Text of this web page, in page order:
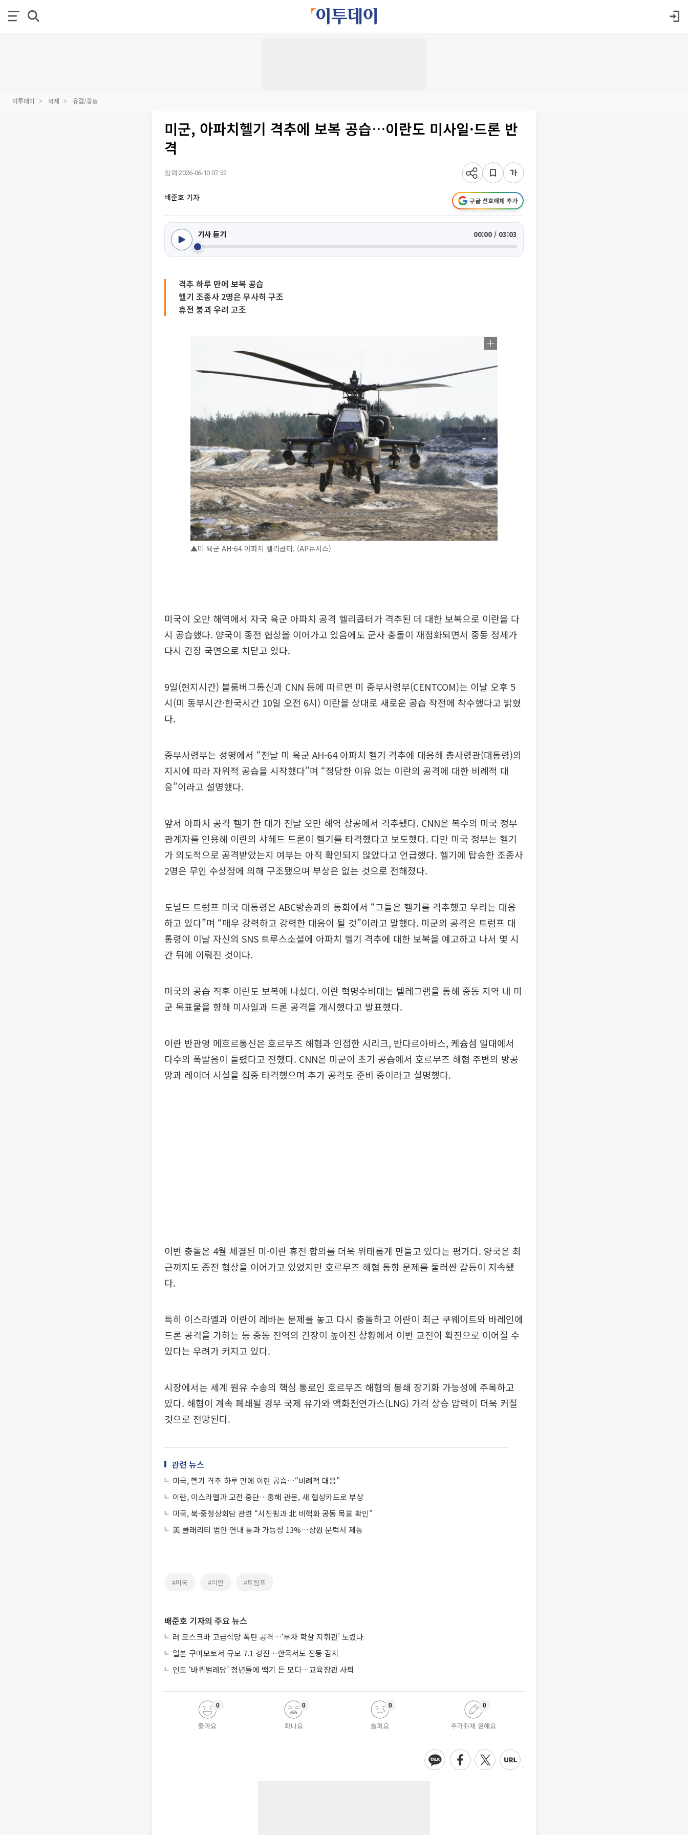
이투데이 국제 유럽/중동
미군, 아파치헬기 격추에 보복 공습…이란도 미사일·드론 반
격
입력 2026-06-10 07:52
배준호 기자 구글 선호매체 추가
기사 듣기 00:00 / 03:03
격추 하루 만에 보복 공습
헬기 조종사 2명은 무사히 구조
휴전 붕괴 우려 고조
▲미 육군 AH-64 아파치 헬리콥터. (AP뉴시스)
미국이 오만 해역에서 자국 육군 아파치 공격 헬리콥터가 격추된 데 대한 보복으로 이란을 다
시 공습했다. 양국이 종전 협상을 이어가고 있음에도 군사 충돌이 재점화되면서 중동 정세가
다시 긴장 국면으로 치닫고 있다.
9일(현지시간) 블룸버그통신과 CNN 등에 따르면 미 중부사령부(CENTCOM)는 이날 오후 5
시(미 동부시간·한국시간 10일 오전 6시) 이란을 상대로 새로운 공습 작전에 착수했다고 밝혔
다.
중부사령부는 성명에서 “전날 미 육군 AH-64 아파치 헬기 격추에 대응해 총사령관(대통령)의
지시에 따라 자위적 공습을 시작했다”며 “정당한 이유 없는 이란의 공격에 대한 비례적 대
응”이라고 설명했다.
앞서 아파치 공격 헬기 한 대가 전날 오만 해역 상공에서 격추됐다. CNN은 복수의 미국 정부
관계자를 인용해 이란의 샤헤드 드론이 헬기를 타격했다고 보도했다. 다만 미국 정부는 헬기
가 의도적으로 공격받았는지 여부는 아직 확인되지 않았다고 언급했다. 헬기에 탑승한 조종사
2명은 무인 수상정에 의해 구조됐으며 부상은 없는 것으로 전해졌다.
도널드 트럼프 미국 대통령은 ABC방송과의 통화에서 “그들은 헬기를 격추했고 우리는 대응
하고 있다”며 “매우 강력하고 강력한 대응이 될 것”이라고 말했다. 미군의 공격은 트럼프 대
통령이 이날 자신의 SNS 트루스소셜에 아파치 헬기 격추에 대한 보복을 예고하고 나서 몇 시
간 뒤에 이뤄진 것이다.
미국의 공습 직후 이란도 보복에 나섰다. 이란 혁명수비대는 텔레그램을 통해 중동 지역 내 미
군 목표물을 향해 미사일과 드론 공격을 개시했다고 발표했다.
이란 반관영 메흐르통신은 호르무즈 해협과 인접한 시리크, 반다르아바스, 케슘섬 일대에서
다수의 폭발음이 들렸다고 전했다. CNN은 미군이 초기 공습에서 호르무즈 해협 주변의 방공
망과 레이더 시설을 집중 타격했으며 추가 공격도 준비 중이라고 설명했다.
이번 충돌은 4월 체결된 미·이란 휴전 합의를 더욱 위태롭게 만들고 있다는 평가다. 양국은 최
근까지도 종전 협상을 이어가고 있었지만 호르무즈 해협 통항 문제를 둘러싼 갈등이 지속됐
다.
특히 이스라엘과 이란이 레바논 문제를 놓고 다시 충돌하고 이란이 최근 쿠웨이트와 바레인에
드론 공격을 가하는 등 중동 전역의 긴장이 높아진 상황에서 이번 교전이 확전으로 이어질 수
있다는 우려가 커지고 있다.
시장에서는 세계 원유 수송의 핵심 통로인 호르무즈 해협의 봉쇄 장기화 가능성에 주목하고
있다. 해협이 계속 폐쇄될 경우 국제 유가와 액화천연가스(LNG) 가격 상승 압력이 더욱 커질
것으로 전망된다.
관련 뉴스
미국, 헬기 격추 하루 만에 이란 공습…“비례적 대응”
이란, 이스라엘과 교전 중단…홍해 관문, 새 협상카드로 부상
미국, 북·중정상회담 관련 “시진핑과 北 비핵화 공동 목표 확인”
美 클래리티 법안 연내 통과 가능성 13%…상원 문턱서 제동
#미국 #이란 #트럼프
배준호 기자의 주요 뉴스
러 모스크바 고급식당 폭탄 공격…‘부차 학살 지휘관’ 노렸나
일본 구마모토서 규모 7.1 강진…한국서도 진동 감지
인도 ‘바퀴벌레당’ 청년들에 백기 든 모디…교육장관 사퇴
좋아요
0
화나요
0
슬퍼요
0
추가취재 원해요
0